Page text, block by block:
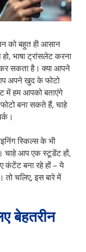
को बहुत ही आसान
भाषा ट्रांसलेट करना
कर सकता है। क्या आपने
अपने खुद के फोटो
में हम आपको बताएंगे
बना सकते हैं, चाहे
स्किल्स के भी
चाहे आप एक स्टूडेंट हों,
कंटेंट बना रहे हों – ये
तो चलिए, इस बारे में
बेहतरीन